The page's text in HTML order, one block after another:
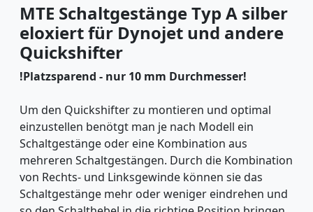
MTE Schaltgestänge Typ A silber
eloxiert für Dynojet und andere
Quickshifter
!Platzsparend - nur 10 mm Durchmesser!
Um den Quickshifter zu montieren und optimal
einzustellen benötgt man je nach Modell ein
Schaltgestänge oder eine Kombination aus
mehreren Schaltgestängen. Durch die Kombination
von Rechts- und Linksgewinde können sie das
Schaltgestänge mehr oder weniger eindrehen und